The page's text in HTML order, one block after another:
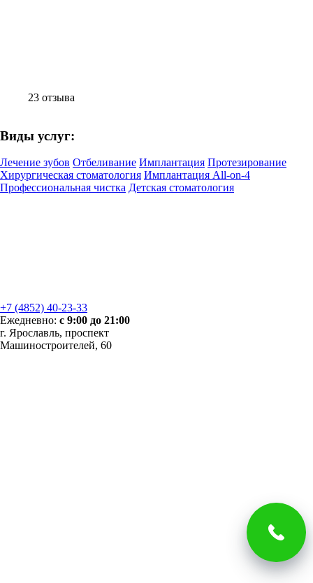
23 отзыва
Виды услуг:
Лечение зубов Отбеливание Имплантация Протезирование
Хирургическая стоматология Имплантация All-on-4
Профессиональная чистка Детская стоматология
+7 (4852) 40-23-33
Ежедневно: с 9:00 до 21:00
г. Ярославль, проспект
Машиностроителей, 60